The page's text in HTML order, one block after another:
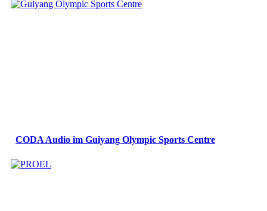
CODA Audio im Guiyang Olympic Sports Centre